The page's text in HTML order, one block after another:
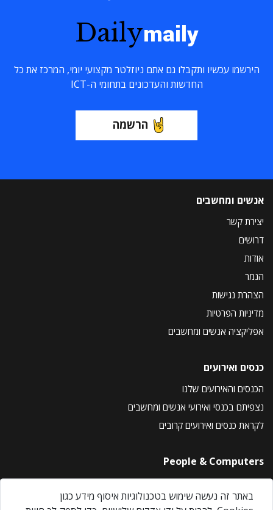
Dailymaily
הירשמו עכשיו ותקבלו גם אתם ניוזלטר מקצועי יומי, המרכז את כל
החדשות והעדכונים בתחומי ה-ICT
הרשמה
אנשים ומחשבים
יצירת קשר
דרושים
אודות
הנמר
הצהרת נגישות
מדיניות הפרטיות
אפליקציה אנשים ומחשבים
כנסים ואירועים
הכנסים והאירועים שלנו
נצפיתם בכנסי ואירועי אנשים ומחשבים
לקראת כנסים ואירועים קרובים
People & Computers
About Us
Privacy Policy
באתר זה נעשה שימוש בטכנולוגיות איסוף מידע כגון